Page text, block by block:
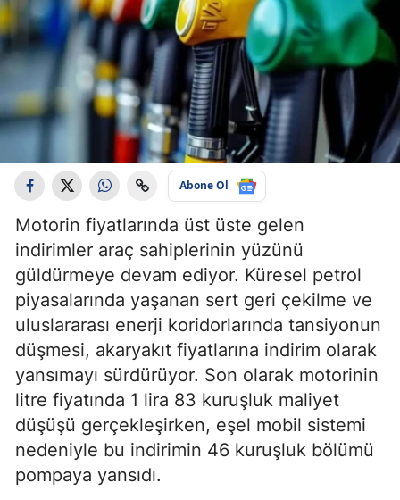
Abone Ol
Motorin fiyatlarında üst üste gelen
indirimler araç sahiplerinin yüzünü
güldürmeye devam ediyor. Küresel petrol
piyasalarında yaşanan sert geri çekilme ve
uluslararası enerji koridorlarında tansiyonun
düşmesi, akaryakıt fiyatlarına indirim olarak
yansımayı sürdürüyor. Son olarak motorinin
litre fiyatında 1 lira 83 kuruşluk maliyet
düşüşü gerçekleşirken, eşel mobil sistemi
nedeniyle bu indirimin 46 kuruşluk bölümü
pompaya yansıdı.